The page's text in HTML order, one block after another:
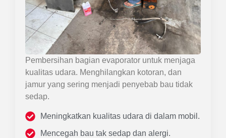
Pembersihan bagian evaporator untuk menjaga
kualitas udara. Menghilangkan kotoran, dan
jamur yang sering menjadi penyebab bau tidak
sedap.
Meningkatkan kualitas udara di dalam mobil.
Mencegah bau tak sedap dan alergi.